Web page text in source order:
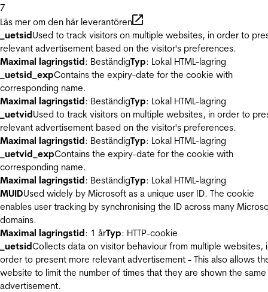
7
Läs mer om den här leverantören
_uetsidUsed to track visitors on multiple websites, in order to
relevant advertisement based on the visitor's preferences.
Maximal lagringstid: BeständigTyp: Lokal HTML-lagring
_uetsid_expContains the expiry-date for the cookie with
corresponding name.
Maximal lagringstid: BeständigTyp: Lokal HTML-lagring
_uetvidUsed to track visitors on multiple websites, in order to
relevant advertisement based on the visitor's preferences.
Maximal lagringstid: BeständigTyp: Lokal HTML-lagring
_uetvid_expContains the expiry-date for the cookie with
corresponding name.
Maximal lagringstid: BeständigTyp: Lokal HTML-lagring
MUIDUsed widely by Microsoft as a unique user ID. The cookie
enables user tracking by synchronising the ID across many
domains.
Maximal lagringstid: 1 årTyp: HTTP-cookie
_uetsidCollects data on visitor behaviour from multiple websites,
order to present more relevant advertisement - This also allows
website to limit the number of times that they are shown the same
advertisement.